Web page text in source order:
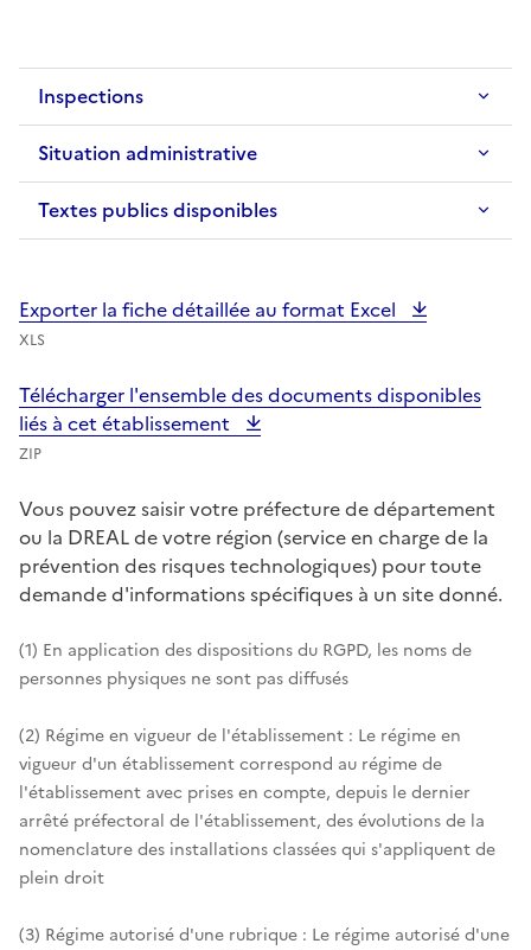
Inspections
Situation administrative
Textes publics disponibles
Exporter la fiche détaillée au format Excel
XLS
Télécharger l'ensemble des documents disponibles
liés à cet établissement
ZIP
Vous pouvez saisir votre préfecture de département
ou la DREAL de votre région (service en charge de la
prévention des risques technologiques) pour toute
demande d'informations spécifiques à un site donné.
(1) En application des dispositions du RGPD, les noms de
personnes physiques ne sont pas diffusés
(2) Régime en vigueur de l'établissement : Le régime en
vigueur d'un établissement correspond au régime de
l'établissement avec prises en compte, depuis le dernier
arrêté préfectoral de l'établissement, des évolutions de la
nomenclature des installations classées qui s'appliquent de
plein droit
(3) Régime autorisé d'une rubrique : Le régime autorisé d'une